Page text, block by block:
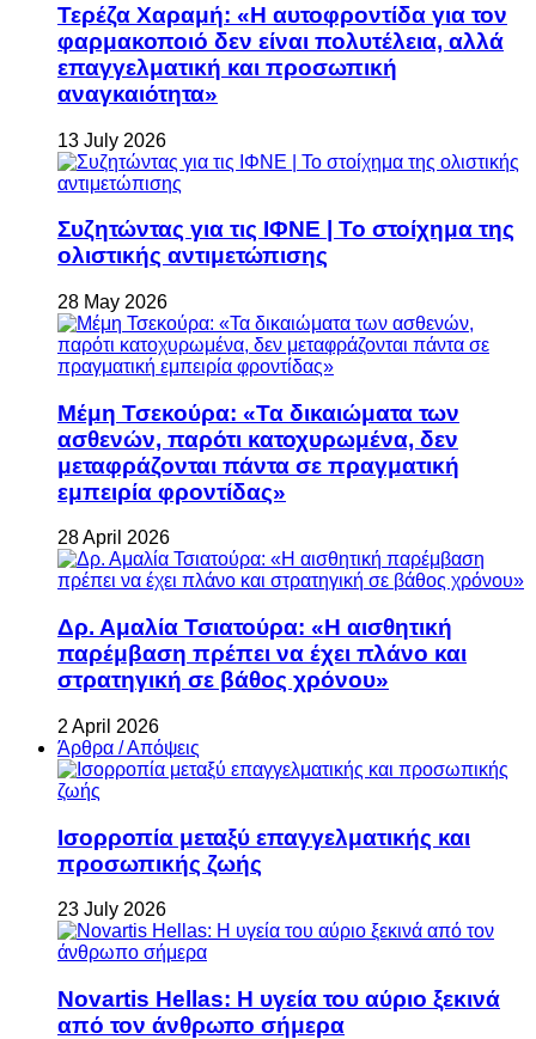
Τερέζα Χαραμή: «Η αυτοφροντίδα για τον
φαρμακοποιό δεν είναι πολυτέλεια, αλλά
επαγγελματική και προσωπική
αναγκαιότητα»
13 July 2026
Συζητώντας για τις ΙΦΝΕ | Το στοίχημα της
ολιστικής αντιμετώπισης
28 May 2026
Μέμη Τσεκούρα: «Τα δικαιώματα των
ασθενών, παρότι κατοχυρωμένα, δεν
μεταφράζονται πάντα σε πραγματική
εμπειρία φροντίδας»
28 April 2026
Δρ. Αμαλία Τσιατούρα: «Η αισθητική
παρέμβαση πρέπει να έχει πλάνο και
στρατηγική σε βάθος χρόνου»
2 April 2026
Άρθρα / Απόψεις
Ισορροπία μεταξύ επαγγελματικής και
προσωπικής ζωής
23 July 2026
Novartis Hellas: Η υγεία του αύριο ξεκινά
από τον άνθρωπο σήμερα